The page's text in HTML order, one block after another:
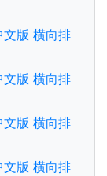
版 横向排
版 横向排
版 横向排
版 横向排